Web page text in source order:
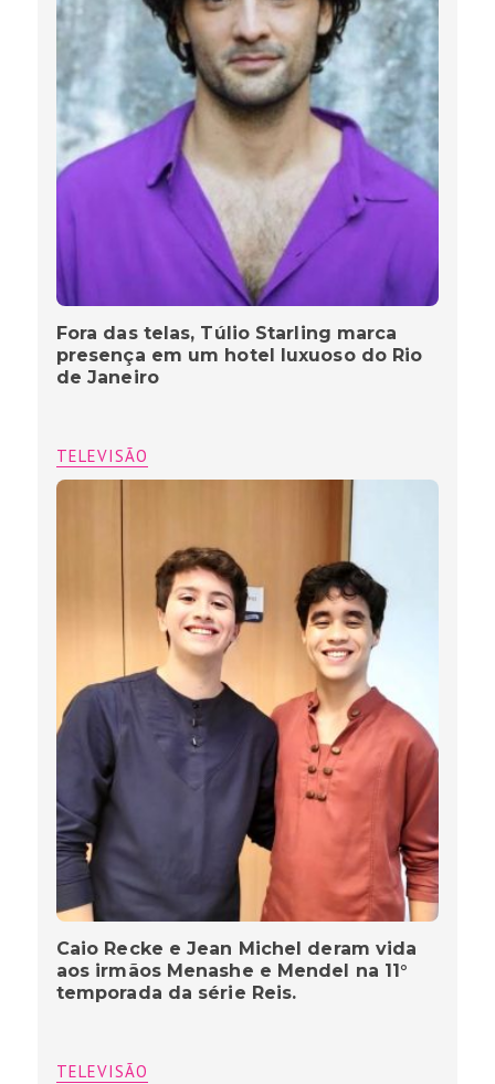
Fora das telas, Túlio Starling marca
presença em um hotel luxuoso do Rio
de Janeiro
TELEVISÃO
Caio Recke e Jean Michel deram vida
aos irmãos Menashe e Mendel na 11°
temporada da série Reis.
TELEVISÃO